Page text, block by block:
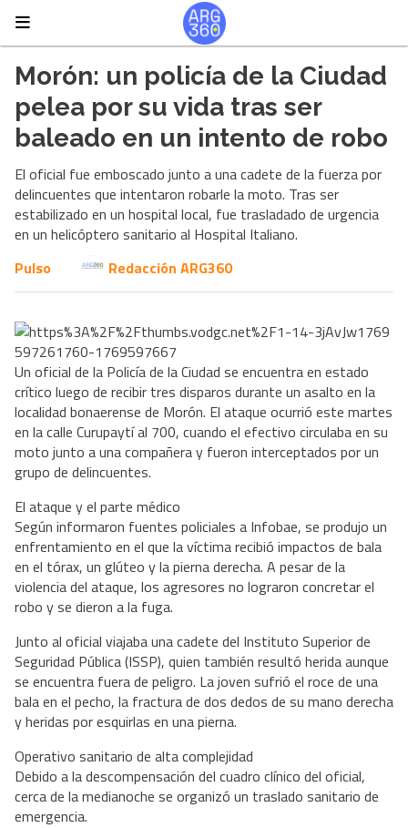
Morón: un policía de la Ciudad
pelea por su vida tras ser
baleado en un intento de robo
El oficial fue emboscado junto a una cadete de la fuerza por
delincuentes que intentaron robarle la moto. Tras ser
estabilizado en un hospital local, fue trasladado de urgencia
en un helicóptero sanitario al Hospital Italiano.
Pulso
Redacción ARG360
Un oficial de la Policía de la Ciudad se encuentra en estado
crítico luego de recibir tres disparos durante un asalto en la
localidad bonaerense de Morón. El ataque ocurrió este martes
en la calle Curupaytí al 700, cuando el efectivo circulaba en su
moto junto a una compañera y fueron interceptados por un
grupo de delincuentes.
El ataque y el parte médico
Según informaron fuentes policiales a Infobae, se produjo un
enfrentamiento en el que la víctima recibió impactos de bala
en el tórax, un glúteo y la pierna derecha. A pesar de la
violencia del ataque, los agresores no lograron concretar el
robo y se dieron a la fuga.
Junto al oficial viajaba una cadete del Instituto Superior de
Seguridad Pública (ISSP), quien también resultó herida aunque
se encuentra fuera de peligro. La joven sufrió el roce de una
bala en el pecho, la fractura de dos dedos de su mano derecha
y heridas por esquirlas en una pierna.
Operativo sanitario de alta complejidad
Debido a la descompensación del cuadro clínico del oficial,
cerca de la medianoche se organizó un traslado sanitario de
emergencia.